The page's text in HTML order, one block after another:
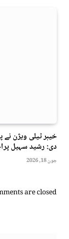
خیبر ٹیلی ویژن
دی: رشید سہیل
جون 18, 2026
are closed.